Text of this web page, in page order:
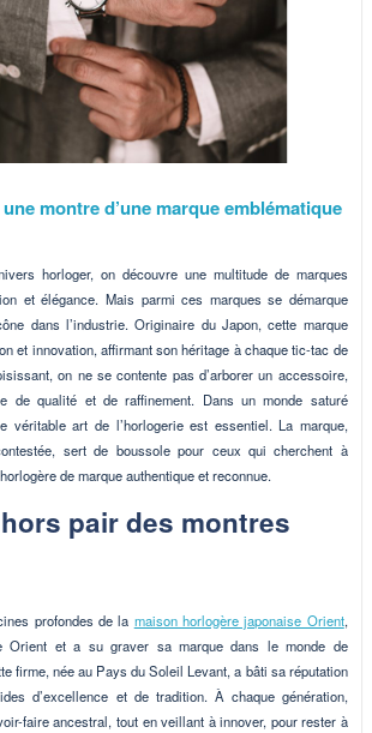
montre d’une marque emblématique
horloger, on découvre une multitude de marques
et élégance. Mais parmi ces marques se démarque
dans l’industrie. Originaire du Japon, cette marque
et innovation, affirmant son héritage à chaque tic-tac de
on ne se contente pas d’arborer un accessoire,
de qualité et de raffinement. Dans un monde saturé
véritable art de l’horlogerie est essentiel. La marque,
sert de boussole pour ceux qui cherchent à
de marque authentique et reconnue.
pair des montres
profondes de la maison horlogère japonaise Orient,
Orient et a su graver sa marque dans le monde de
firme, née au Pays du Soleil Levant, a bâti sa réputation
d’excellence et de tradition. À chaque génération,
faire ancestral, tout en veillant à innover, pour rester à